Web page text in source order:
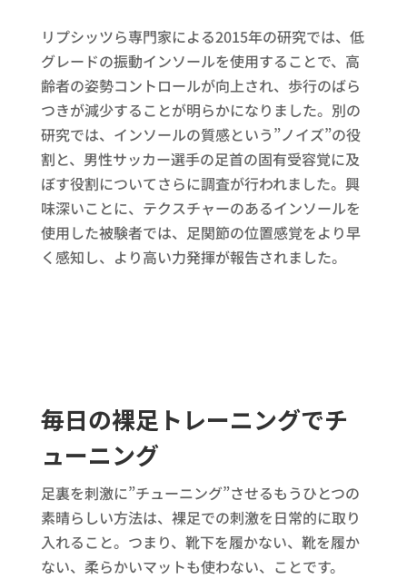
リプシッツら専門家による2015年の研究では、低
グレードの振動インソールを使用することで、高
齢者の姿勢コントロールが向上され、歩行のばら
つきが減少することが明らかになりました。別の
研究では、インソールの質感という”ノイズ”の役
割と、男性サッカー選手の足首の固有受容覚に及
ぼす役割についてさらに調査が行われました。興
味深いことに、テクスチャーのあるインソールを
使用した被験者では、足関節の位置感覚をより早
く感知し、より高い力発揮が報告されました。
毎日の裸足トレーニングでチ
ューニング
足裏を刺激に”チューニング”させるもうひとつの
素晴らしい方法は、裸足での刺激を日常的に取り
入れること。つまり、靴下を履かない、靴を履か
ない、柔らかいマットも使わない、ことです。